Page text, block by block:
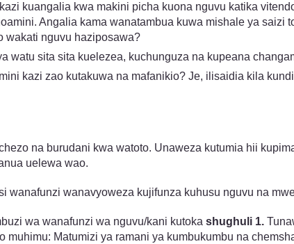
kuangalia kwa makini picha kuona nguvu katika
Angalia kama wanatambua kuwa mishale ya
wakati nguvu haziposawa?
watu sita sita kuelezea, kuchunguza na kupeana
kazi zao kutakuwa na mafanikio? Je, ilisaidia kila
na burudani kwa watoto. Unaweza kutumia hii
uelewa wao.
wanafunzi wanavyoweza kujifunza kuhusu nguvu na
wa wanafunzi wa nguvu/kani kutoka shughuli 1.
muhimu: Matumizi ya ramani ya kumbukumbu na